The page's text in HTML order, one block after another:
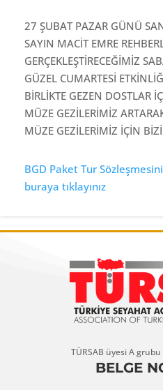
27 ŞUBAT PAZAR GÜNÜ
SAYIN MACİT EMRE
GERÇEKLEŞTİRECEĞİMİZ
GÜZEL CUMARTESİ
BİRLİKTE GEZEN DOSTLAR
MÜZE GEZİLERİMİZ
MÜZE GEZİLERİMİZ İÇİN
BGD Paket Tur
buraya tıklayınız
TÜRSAB üyesi A
BELGE